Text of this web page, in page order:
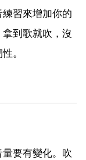
習來增加你的
到歌就吹，沒
。
要有變化。吹